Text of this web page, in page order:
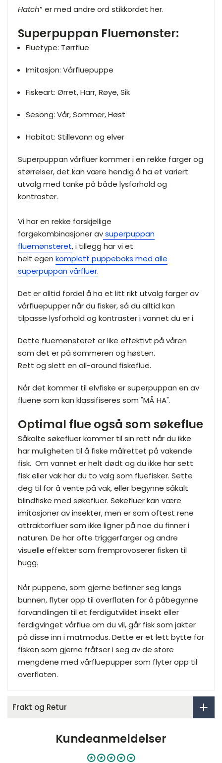
Hatch” er med andre ord stikkordet her.
Superpuppan Fluemønster:
Fluetype: Tørrflue
Imitasjon: Vårfluepuppe
Fiskeart: Ørret, Harr, Røye, Sik
Sesong: Vår, Sommer, Høst
Habitat: Stillevann og elver
Superpuppan vårfluer kommer i en rekke farger og
størrelser, det kan være hendig å ha et variert
utvalg med tanke på både lysforhold og
kontraster.
Vi har en rekke forskjellige
fargekombinasjoner avsuperpuppan
fluemønsteret, i tillegg har vi et
helt egen komplett puppeboks med alle
superpuppan vårfluer.
Det er alltid fordel å ha et litt rikt utvalg farger av
vårfluepupper når du fisker, så du alltid kan
tilpasse lysforhold og kontraster i vannet du er i.
Dette fluemønsteret er like effektivt på våren
som det er på sommeren og høsten.
Rett og slett en all-around fiskeflue.
Når det kommer til elvfiske er superpuppan en av
fluene som kan klassifiseres som "MÅ HA".
Optimal flue også som søkeflue
Såkalte søkefluer kommer til sin rett når du ikke
har muligheten til å fiske målrettet på vakende
fisk. Om vannet er helt dødt og du ikke har sett
fisk eller vak har du to valg som fluefisker. Sette
deg til for å vente på vak, eller begynne såkalt
blindfiske med søkefluer. Søkefluer kan være
imitasjoner av insekter, men er som oftest rene
attraktorfluer som ikke ligner på noe du finner i
naturen. De har ofte triggerfarger og andre
visuelle effekter som fremprovoserer fisken til
hugg.
Når puppene, som gjerne befinner seg langs
bunnen, flyter opp til overflaten for å påbegynne
forvandlingen til et ferdigutviklet insekt eller
ferdigvinget vårflue om du vil, går fisk som jakter
på disse inn i matmodus. Dette er et lett bytte for
fisken som gjerne fråtser i seg av de store
mengdene med vårfluepupper som flyter opp til
overflaten.
Frakt og Retur
Kundeanmeldelser